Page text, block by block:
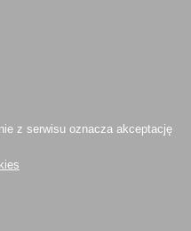
z serwisu oznacza akceptację